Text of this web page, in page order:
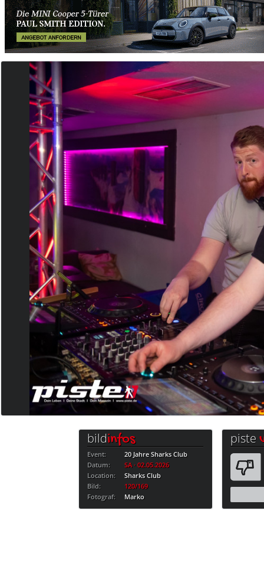
bildinfos
Event:
20 Jahre Sharks Club
Datum:
SA · 02.05.2026
Location:
Sharks Club
Bild:
120/169
Fotograf:
Marko
piste